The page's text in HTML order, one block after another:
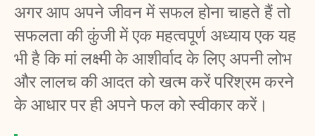
अगर आप अपने जीवन में सफल होना चाहते हैं तो
सफलता की कुंजी में एक महत्वपूर्ण अध्याय एक यह
भी है कि मां लक्ष्मी के आशीर्वाद के लिए अपनी लोभ
और लालच की आदत को खत्म करें परिश्रम करने
के आधार पर ही अपने फल को स्वीकार करें।